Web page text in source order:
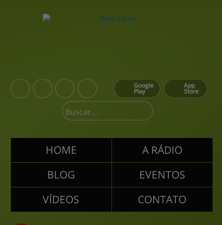
App
Store
Google
Play
HOME
A RÁDIO
BLOG
EVENTOS
VÍDEOS
CONTATO